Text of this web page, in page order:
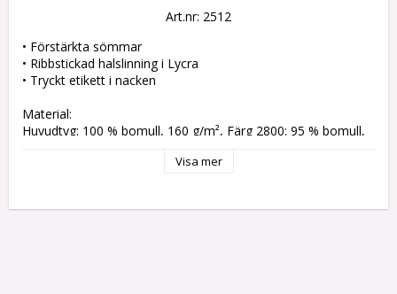
Art.nr: 2512
• Förstärkta sömmar
• Ribbstickad halslinning i Lycra
• Tryckt etikett i nacken
Material:
Huvudtyg: 100 % bomull, 160 g/m², Färg 2800: 95 % bomull,
Visa mer